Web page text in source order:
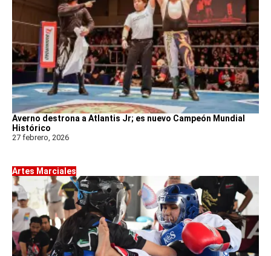
Averno destrona a Atlantis Jr; es nuevo Campeón Mundial
Histórico
27 febrero, 2026
Artes Marciales